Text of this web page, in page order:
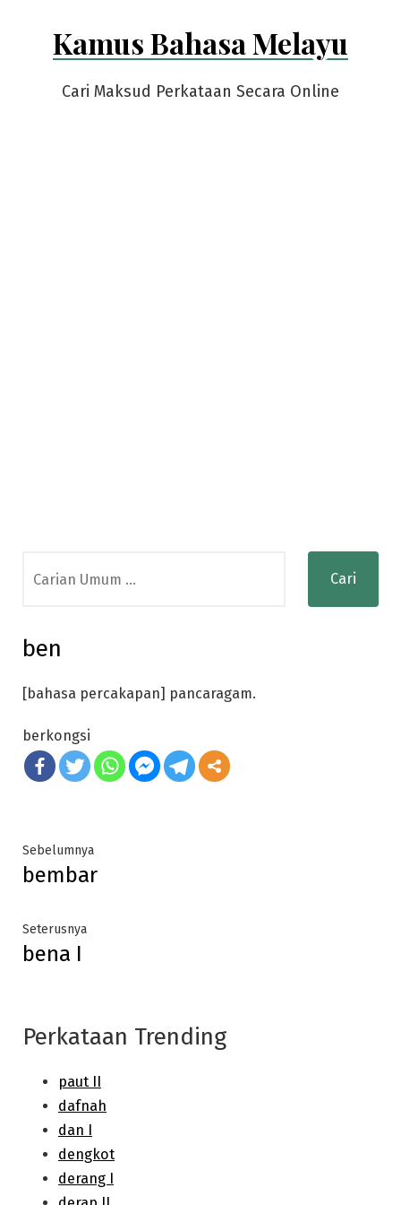
Kamus Bahasa Melayu
Cari Maksud Perkataan Secara Online
for:
ben
[bahasa percakapan] pancaragam.
berkongsi
Post
navigation
SebelumnyaPrevious
post:
bembar
SeterusnyaNext
bena I
Perkataan Trending